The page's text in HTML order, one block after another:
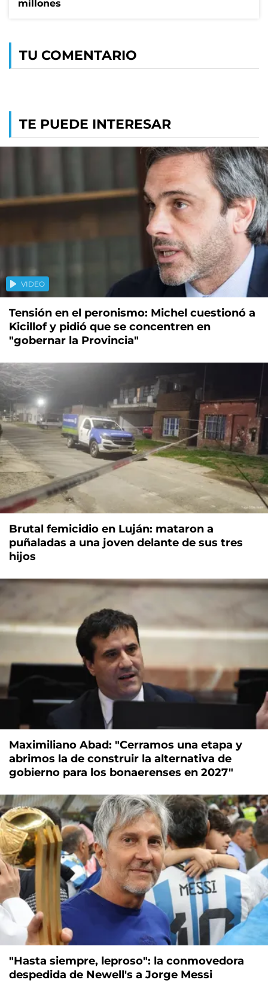
millones
TU COMENTARIO
TE PUEDE INTERESAR
VIDEO
Tensión en el peronismo: Michel cuestionó a
Kicillof y pidió que se concentren en
"gobernar la Provincia"
Brutal femicidio en Luján: mataron a
puñaladas a una joven delante de sus tres
hijos
Maximiliano Abad: "Cerramos una etapa y
abrimos la de construir la alternativa de
gobierno para los bonaerenses en 2027"
"Hasta siempre, leproso": la conmovedora
despedida de Newell's a Jorge Messi